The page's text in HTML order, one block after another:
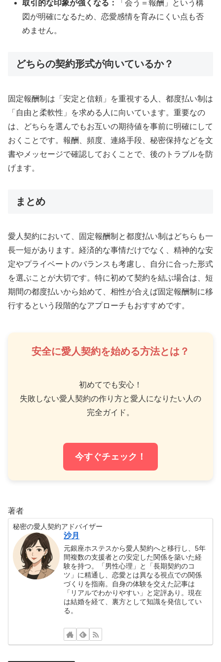
取引的な印象が強くなる：
「会う＝報酬」という構
図が明確になるため、恋愛感情を育みにくい点も否
めません。
どちらの契約形式が向いているか？
固定報酬制は「安定と信頼」を重視する人、都度払い制は
「自由と柔軟性」を求める人に向いています。重要なの
は、どちらを選んでもお互いの期待値を事前に明確にして
おくことです。報酬、頻度、連絡手段、秘密保持などを文
書やメッセージで確認しておくことで、後のトラブルを防
げます。
まとめ
愛人契約において、固定報酬制と都度払い制はどちらも一
長一短があります。経済的な事情だけでなく、精神的な安
定やプライベートのバランスも考慮し、自分に合った形式
を選ぶことが大切です。特に初めて契約を結ぶ場合は、短
期間の都度払いから始めて、相性が合えば固定報酬制に移
行するという段階的なアプローチもおすすめです。
安全に愛人契約を始める方法とは？
初めてでも安心！
失敗しない愛人契約の作り方と愛人になりたい人の
完全ガイド。
今すぐチェック！
著者
秘密の愛人契約アドバイザー
沙月
元銀座ホステスから愛人契約へと移行し、5年
間複数の支援者との安定した関係を築いた経
験を持つ。「男性心理」と「長期契約のコ
ツ」に精通し、恋愛とは異なる視点での関係
づくりを指南。自身の体験を交えた記事は
「リアルでわかりやすい」と定評あり。現在
は結婚を経て、裏方として知識を発信してい
る。